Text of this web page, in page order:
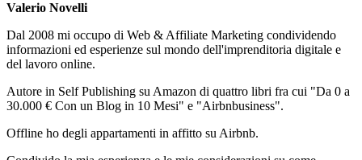
Valerio Novelli
Dal 2008 mi occupo di Web & Affiliate Marketing condividendo
informazioni ed esperienze sul mondo dell'imprenditoria digitale e
del lavoro online.
Autore in Self Publishing su Amazon di quattro libri fra cui "Da 0 a
30.000 € Con un Blog in 10 Mesi" e "Airbnbusiness".
Offline ho degli appartamenti in affitto su Airbnb.